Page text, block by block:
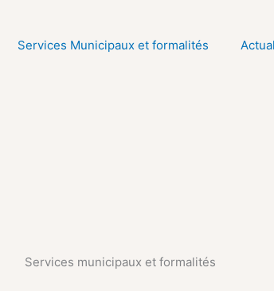
Services Municipaux et formalités
Services municipaux et formalités